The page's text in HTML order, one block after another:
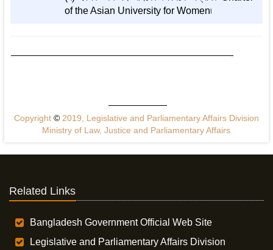
of the Asian University for Women৷
Copyright ©2019, Legislative and Parliamentary Affairs Division
Ministry of Law, Justice and Parliamentary Affairs
Related Links
Bangladesh Government Official Web Site
Legislative and Parliamentary Affairs Division